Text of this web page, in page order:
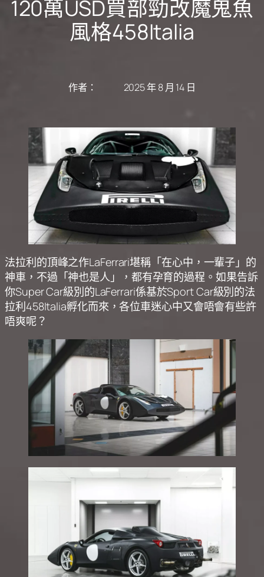
120萬USD買部勁改魔鬼魚
風格458Italia
作者： 2025 年 8 月 14 日
法拉利的頂峰之作LaFerrari堪稱「在心中，一輩子」的
神車，不過「神也是人」，都有孕育的過程。如果告訴
你Super Car級別的LaFerrari係基於Sport Car級別的法
拉利458Italia孵化而來，各位車迷心中又會唔會有些許
唔爽呢？